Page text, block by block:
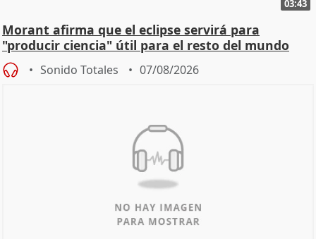
03:43
Morant afirma que el eclipse servirá para
"producir ciencia" útil para el resto del mundo
Sonido Totales 07/08/2026